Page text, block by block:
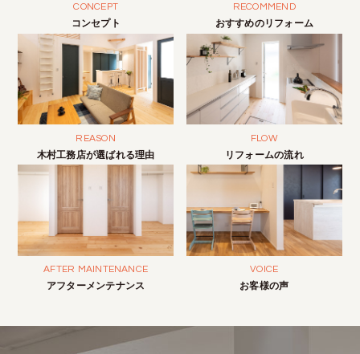
CONCEPT
コンセプト
RECOMMEND
おすすめのリフォーム
REASON
木村工務店が選ばれる理由
FLOW
リフォームの流れ
AFTER MAINTENANCE
アフターメンテナンス
VOICE
お客様の声